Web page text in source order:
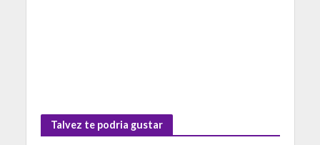
Talvez te podria gustar